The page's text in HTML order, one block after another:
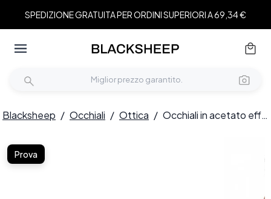
SPEDIZIONE GRATUITA PER ORDINI SUPERIORI A 69,34 €
Blacksheep / Occhiali / Ottica / Occhiali in acetato effetto tartaruga con motivo a farfalla #BS2607-0164
Prova